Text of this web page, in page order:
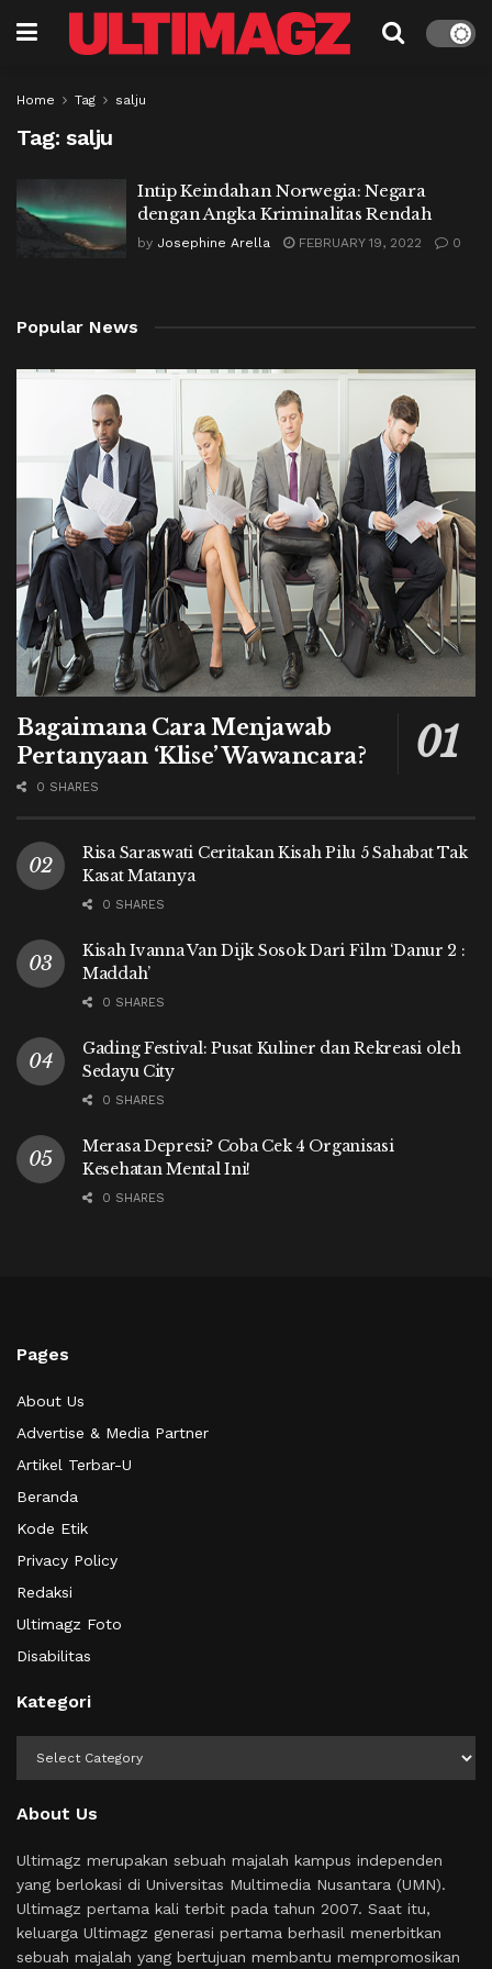
Home Tag salju
Tag: salju
Intip Keindahan Norwegia: Negara
dengan Angka Kriminalitas Rendah
by Josephine Arella FEBRUARY 19, 2022 0
Popular News
Bagaimana Cara Menjawab
Pertanyaan ‘Klise’ Wawancara?
0 SHARES
Risa Saraswati Ceritakan Kisah Pilu 5 Sahabat Tak
Kasat Matanya
0 SHARES
Kisah Ivanna Van Dijk Sosok Dari Film ‘Danur 2 :
Maddah’
0 SHARES
Gading Festival: Pusat Kuliner dan Rekreasi oleh
Sedayu City
0 SHARES
Merasa Depresi? Coba Cek 4 Organisasi
Kesehatan Mental Ini!
0 SHARES
Pages
About Us
Advertise & Media Partner
Artikel Terbar-U
Beranda
Kode Etik
Privacy Policy
Redaksi
Ultimagz Foto
Disabilitas
Kategori
About Us
Ultimagz merupakan sebuah majalah kampus independen
yang berlokasi di Universitas Multimedia Nusantara (UMN).
Ultimagz pertama kali terbit pada tahun 2007. Saat itu,
keluarga Ultimagz generasi pertama berhasil menerbitkan
sebuah majalah yang bertujuan membantu mempromosikan